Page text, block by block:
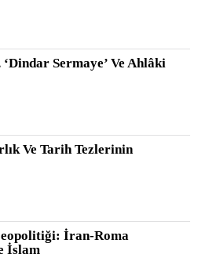
Sermaye’ Ve Ahlâki
Ve Tarih Tezlerinin
İran-Roma
İslam